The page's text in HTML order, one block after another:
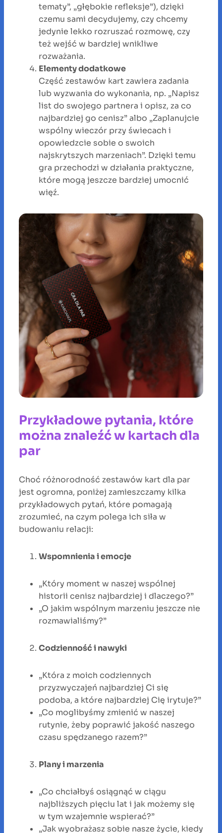
tematy”, „głębokie refleksje”), dzięki
czemu sami decydujemy, czy chcemy
jedynie lekko rozruszać rozmowę, czy
też wejść w bardziej wnikliwe
rozważania.
Elementy dodatkowe
Część zestawów kart zawiera zadania
lub wyzwania do wykonania, np. „Napisz
list do swojego partnera i opisz, za co
najbardziej go cenisz” albo „Zaplanujcie
wspólny wieczór przy świecach i
opowiedzcie sobie o swoich
najskrytszych marzeniach”. Dzięki temu
gra przechodzi w działania praktyczne,
które mogą jeszcze bardziej umocnić
więź.
Przykładowe pytania, które
można znaleźć w kartach dla
par
Choć różnorodność zestawów kart dla par
jest ogromna, poniżej zamieszczamy kilka
przykładowych pytań, które pomagają
zrozumieć, na czym polega ich siła w
budowaniu relacji:
Wspomnienia i emocje
„Który moment w naszej wspólnej
historii cenisz najbardziej i dlaczego?”
„O jakim wspólnym marzeniu jeszcze nie
rozmawialiśmy?”
Codzienność i nawyki
„Która z moich codziennych
przyzwyczajeń najbardziej Ci się
podoba, a które najbardziej Cię irytuje?”
„Co moglibyśmy zmienić w naszej
rutynie, żeby poprawić jakość naszego
czasu spędzanego razem?”
Plany i marzenia
„Co chciałbyś osiągnąć w ciągu
najbliższych pięciu lat i jak możemy się
w tym wzajemnie wspierać?”
„Jak wyobrażasz sobie nasze życie, kiedy